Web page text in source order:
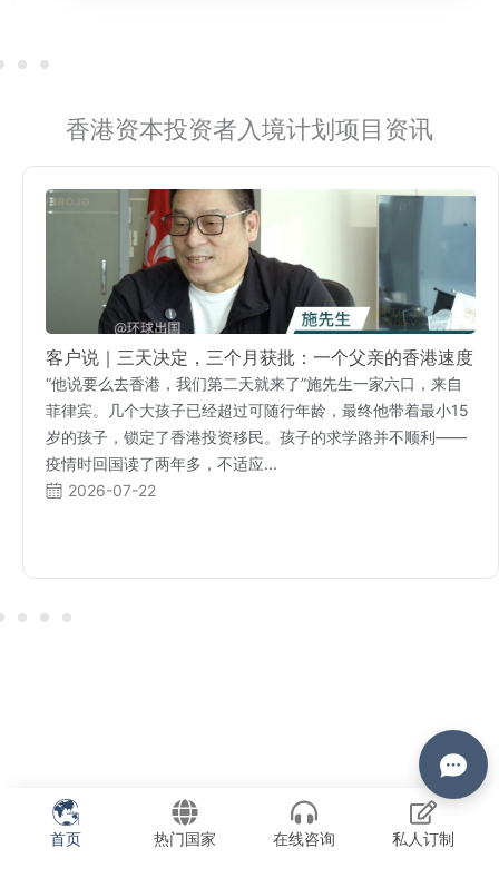
香港资本投资者入境计划项目资讯
客户说｜三天决定，三个月获批：一个父亲的香港速度
“他说要么去香港，我们第二天就来了”施先生一家六口，来自
菲律宾。几个大孩子已经超过可随行年龄，最终他带着最小15
岁的孩子，锁定了香港投资移民。孩子的求学路并不顺利——
疫情时回国读了两年多，不适应...
2026-07-22
首页 热门国家 在线咨询 私人订制